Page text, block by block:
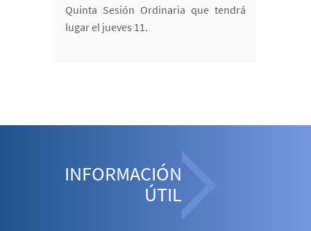
Quinta Sesión Ordinaria que tendrá
lugar el jueves 11.
INFORMACIÓN
ÚTIL